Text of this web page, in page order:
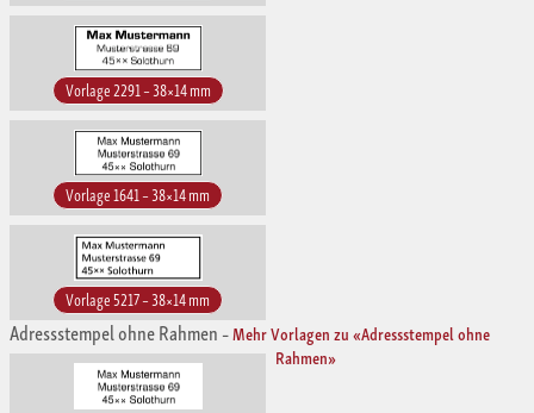
Vorlage 2291 – 38×14 mm
Vorlage 1641 – 38×14 mm
Vorlage 5217 – 38×14 mm
Adressstempel ohne Rahmen–Mehr Vorlagen zu «Adressstempel ohne
Rahmen»